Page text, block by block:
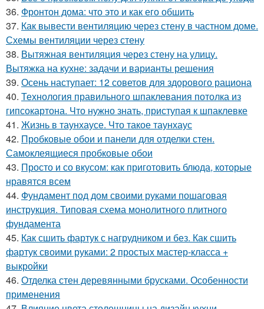
36. Фронтон дома: что это и как его обшить
37. Как вывести вентиляцию через стену в частном доме.
Схемы вентиляции через стену
38. Вытяжная вентиляция через стену на улицу.
Вытяжка на кухне: задачи и варианты решения
39. Осень наступает: 12 советов для здорового рациона
40. Технология правильного шпаклевания потолка из
гипсокартона. Что нужно знать, приступая к шпаклевке
41. Жизнь в таунхаусе. Что такое таунхаус
42. Пробковые обои и панели для отделки стен.
Самоклеящиеся пробковые обои
43. Просто и со вкусом: как приготовить блюда, которые
нравятся всем
44. Фундамент под дом своими руками пошаговая
инструкция. Типовая схема монолитного плитного
фундамента
45. Как сшить фартук с нагрудником и без. Как сшить
фартук своими руками: 2 простых мастер-класса +
выкройки
46. Отделка стен деревянными брусками. Особенности
применения